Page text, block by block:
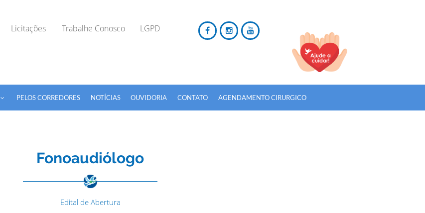
Licitações Trabalhe Conosco LGPD
TODOS OS CAMPOS SÃO OBRIGATÓRIOS.
PELOS CORREDORES NOTÍCIAS OUVIDORIA CONTATO AGENDAMENTO CIRURGICO
Fonoaudiólogo
Edital de Abertura